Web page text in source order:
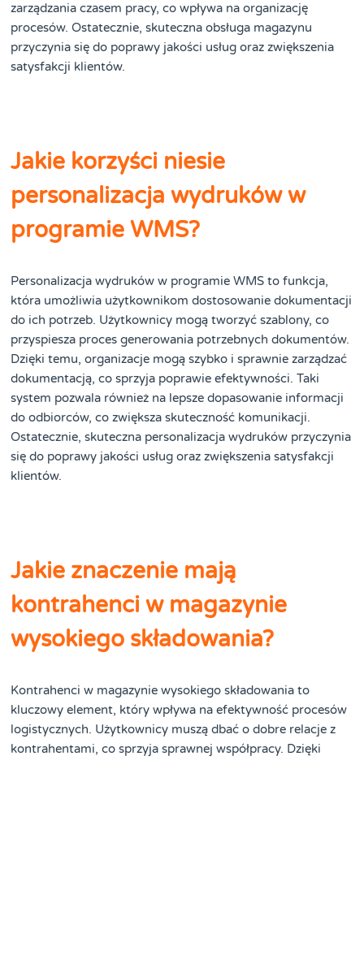
zarządzania czasem pracy, co wpływa na organizację
procesów. Ostatecznie, skuteczna obsługa magazynu
przyczynia się do poprawy jakości usług oraz zwiększenia
satysfakcji klientów.
Jakie korzyści niesie
personalizacja wydruków w
programie WMS?
Personalizacja wydruków w programie WMS to funkcja,
która umożliwia użytkownikom dostosowanie dokumentacji
do ich potrzeb. Użytkownicy mogą tworzyć szablony, co
przyspiesza proces generowania potrzebnych dokumentów.
Dzięki temu, organizacje mogą szybko i sprawnie zarządzać
dokumentacją, co sprzyja poprawie efektywności. Taki
system pozwala również na lepsze dopasowanie informacji
do odbiorców, co zwiększa skuteczność komunikacji.
Ostatecznie, skuteczna personalizacja wydruków przyczynia
się do poprawy jakości usług oraz zwiększenia satysfakcji
klientów.
Jakie znaczenie mają
kontrahenci w magazynie
wysokiego składowania?
Kontrahenci w magazynie wysokiego składowania to
kluczowy element, który wpływa na efektywność procesów
logistycznych. Użytkownicy muszą dbać o dobre relacje z
kontrahentami, co sprzyja sprawnej współpracy. Dzięki